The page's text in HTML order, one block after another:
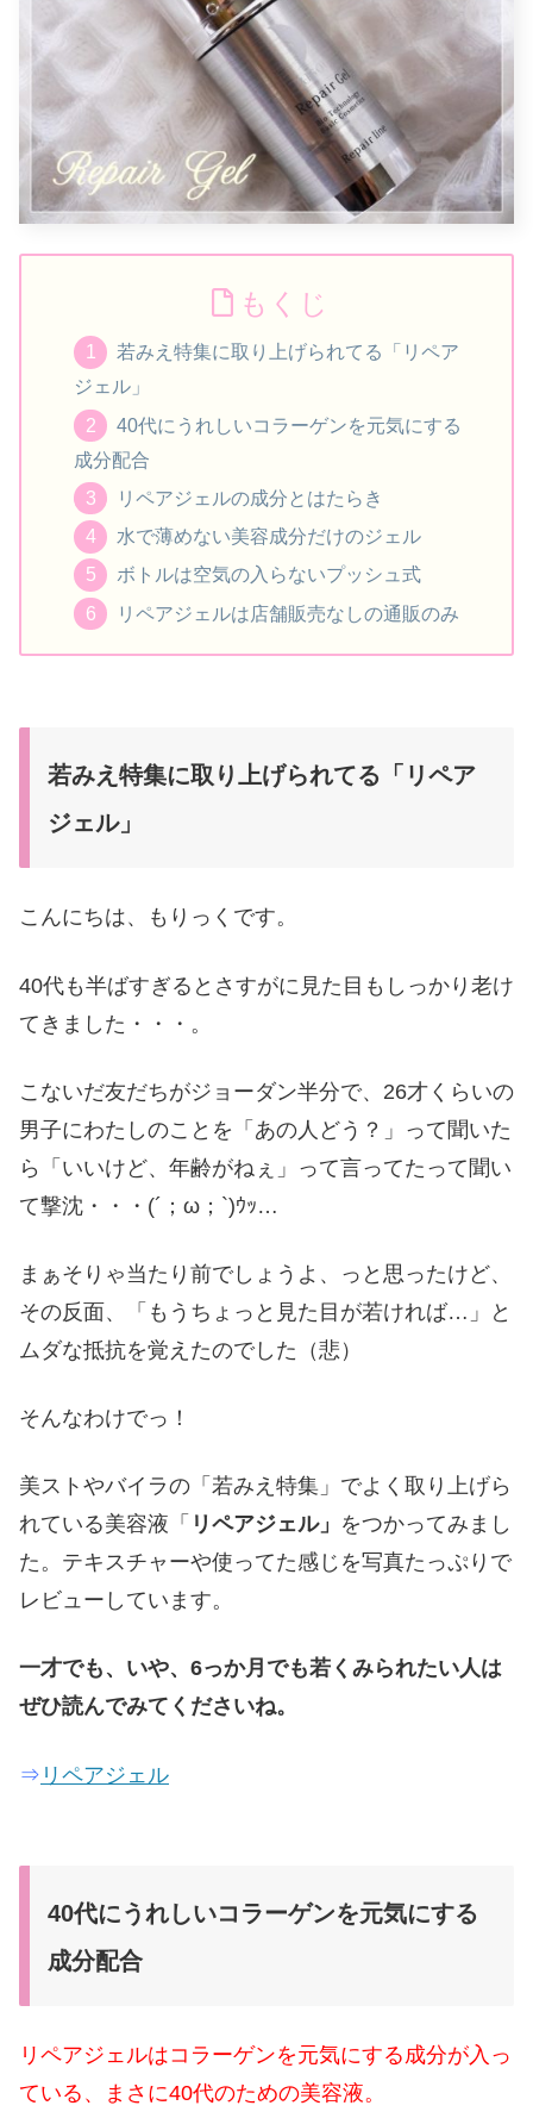
もくじ
若みえ特集に取り上げられてる「リペア
ジェル」
40代にうれしいコラーゲンを元気にする
成分配合
リペアジェルの成分とはたらき
水で薄めない美容成分だけのジェル
ボトルは空気の入らないプッシュ式
リペアジェルは店舗販売なしの通販のみ
若みえ特集に取り上げられてる「リペア
ジェル」
こんにちは、もりっくです。
40代も半ばすぎるとさすがに見た目もしっかり老け
てきました・・・。
こないだ友だちがジョーダン半分で、26才くらいの
男子にわたしのことを「あの人どう？」って聞いた
ら「いいけど、年齢がねぇ」って言ってたって聞い
て撃沈・・・(´；ω；`)ｳｯ…
まぁそりゃ当たり前でしょうよ、っと思ったけど、
その反面、「もうちょっと見た目が若ければ…」と
ムダな抵抗を覚えたのでした（悲）
そんなわけでっ！
美ストやバイラの「若みえ特集」でよく取り上げら
れている美容液「 リペアジェル」 をつかってみまし
た。テキスチャーや使ってた感じを写真たっぷりで
レビューしています。
一才でも、いや、6っか月でも若くみられたい人は
ぜひ読んでみてくださいね。
⇒ リペアジェル
40代にうれしいコラーゲンを元気にする
成分配合
リペアジェルはコラーゲンを元気にする成分が入っ
ている、まさに40代のための美容液。